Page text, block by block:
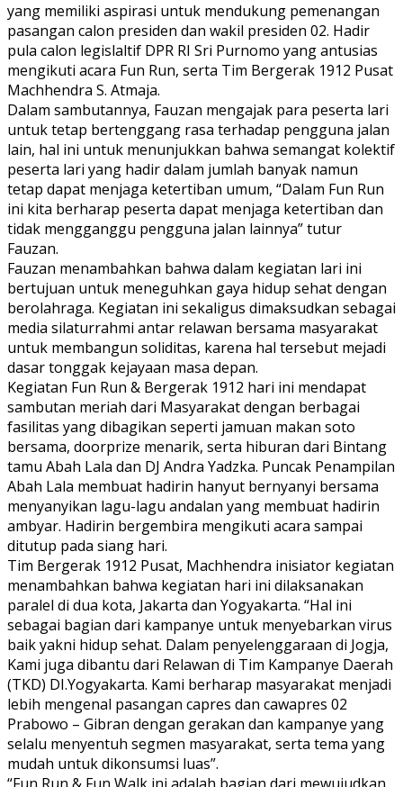
yang memiliki aspirasi untuk mendukung pemenangan
pasangan calon presiden dan wakil presiden 02. Hadir
pula calon legislaltif DPR RI Sri Purnomo yang antusias
mengikuti acara Fun Run, serta Tim Bergerak 1912 Pusat
Machhendra S. Atmaja.
Dalam sambutannya, Fauzan mengajak para peserta lari
untuk tetap bertenggang rasa terhadap pengguna jalan
lain, hal ini untuk menunjukkan bahwa semangat kolektif
peserta lari yang hadir dalam jumlah banyak namun
tetap dapat menjaga ketertiban umum, “Dalam Fun Run
ini kita berharap peserta dapat menjaga ketertiban dan
tidak mengganggu pengguna jalan lainnya” tutur
Fauzan.
Fauzan menambahkan bahwa dalam kegiatan lari ini
bertujuan untuk meneguhkan gaya hidup sehat dengan
berolahraga. Kegiatan ini sekaligus dimaksudkan sebagai
media silaturrahmi antar relawan bersama masyarakat
untuk membangun soliditas, karena hal tersebut mejadi
dasar tonggak kejayaan masa depan.
Kegiatan Fun Run & Bergerak 1912 hari ini mendapat
sambutan meriah dari Masyarakat dengan berbagai
fasilitas yang dibagikan seperti jamuan makan soto
bersama, doorprize menarik, serta hiburan dari Bintang
tamu Abah Lala dan DJ Andra Yadzka. Puncak Penampilan
Abah Lala membuat hadirin hanyut bernyanyi bersama
menyanyikan lagu-lagu andalan yang membuat hadirin
ambyar. Hadirin bergembira mengikuti acara sampai
ditutup pada siang hari.
Tim Bergerak 1912 Pusat, Machhendra inisiator kegiatan
menambahkan bahwa kegiatan hari ini dilaksanakan
paralel di dua kota, Jakarta dan Yogyakarta. “Hal ini
sebagai bagian dari kampanye untuk menyebarkan virus
baik yakni hidup sehat. Dalam penyelenggaraan di Jogja,
Kami juga dibantu dari Relawan di Tim Kampanye Daerah
(TKD) DI.Yogyakarta. Kami berharap masyarakat menjadi
lebih mengenal pasangan capres dan cawapres 02
Prabowo – Gibran dengan gerakan dan kampanye yang
selalu menyentuh segmen masyarakat, serta tema yang
mudah untuk dikonsumsi luas”.